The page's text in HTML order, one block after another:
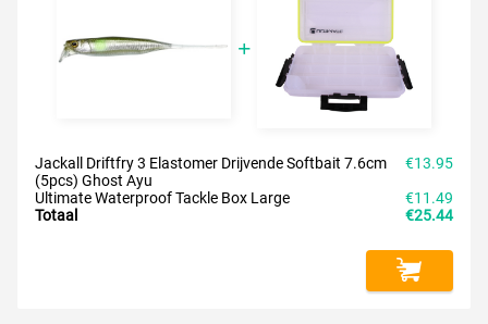
Jackall Driftfry 3 Elastomer Drijvende Softbait 7.6cm
(5pcs) Ghost Ayu
€13.95
Ultimate Waterproof Tackle Box Large
€11.49
Totaal
€25.44